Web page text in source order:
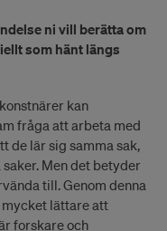
ni vill berätta om
som hänt längs
kan
fråga att arbeta med
de lär sig samma sak,
Men det betyder
till. Genom denna
lättare att
forskare och